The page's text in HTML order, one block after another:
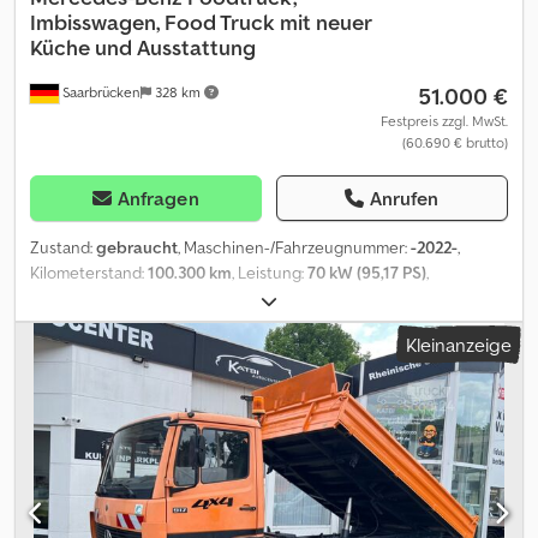
Saarbrücken 328 km
Imbisswagen, Food Truck mit neuer
Küche und Ausstattung
51.000 €
Festpreis zzgl. MwSt.
(60.690 € brutto)
Anfragen Anrufen
Zustand:gebraucht, Maschinen-/Fahrzeugnummer:-2022-,
Kilometerstand:100.300 km, Leistung:70 kW (95,17 PS),
, Kraftstofftyp:
3.500 kg, Farbe:Weiß, Getriebetyp:Automatisch, Anzahl der
Sitzplätze:2, Fahrzeugbeschreibung Vollausgestatteter Food
Truck mit neuer Küche Wir bieten flexible Mietkauf- und
Leasingmöglichkeiten an. Bitte sprechen Sie uns an.
Fahrzeugbeschreibung Gebrauchtwagen mit neuer
unbenutzter Küche! Die Küche wurde mit viel Liebe zum Detail
gebaut. Wir haben uns zur Aufgabe gemacht, neue und
gebrauchte Fahrzeuge normgerecht in Foodtrucks umzubauen.
Heute können wir mit Stolz sagen, dass unsere jahrelange
Kleinanzeige